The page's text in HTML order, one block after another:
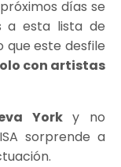
días se
a esta lista de
que este desfile
con artistas
Yorky no
sorprende a